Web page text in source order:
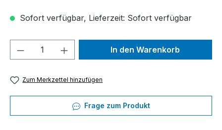
Sofort verfügbar, Lieferzeit: Sofort verfügbar
Produkt Anzahl: Gib denIn den Warenkorb
Zum Merkzettel hinzufügen
Frage zum Produkt